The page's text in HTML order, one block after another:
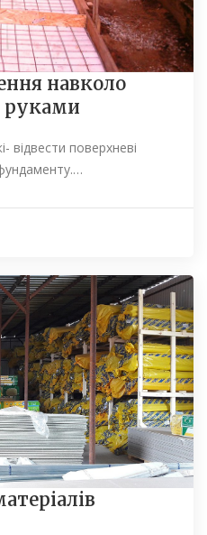
навколо
руками
відвести поверхневі